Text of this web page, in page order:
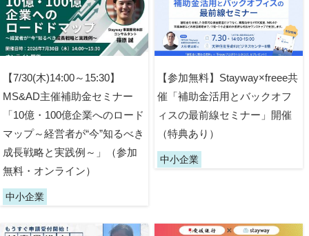
【7/30(木)14:00～15:30】
MS&AD主催補助金セミナー
「10億・100億企業へのロード
マップ～経営者が“今”知るべき
成長戦略と実践例～」（参加
無料・オンライン）
中小企業
【参加無料】Stayway×freee共
催「補助金活用とバックオフ
ィスの最前線セミナー」開催
（特典あり）
中小企業